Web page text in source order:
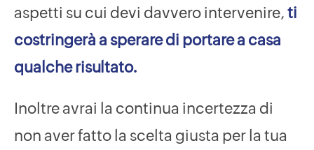
aspetti su cui devi davvero intervenire, ti
costringerà a sperare di portare a casa
qualche risultato.
Inoltre avrai la continua incertezza di
non aver fatto la scelta giusta per la tua